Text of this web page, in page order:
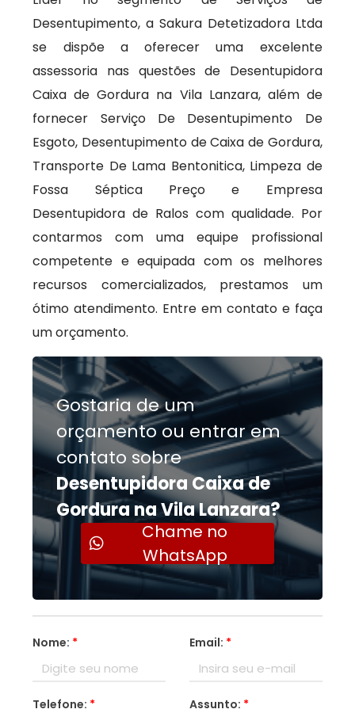
Desentupimento, a Sakura Detetizadora Ltda
se dispõe a oferecer uma excelente
assessoria nas questões de Desentupidora
Caixa de Gordura na Vila Lanzara, além de
fornecer Serviço De Desentupimento De
Esgoto, Desentupimento de Caixa de Gordura,
Transporte De Lama Bentonitica, Limpeza de
Fossa Séptica Preço e Empresa
Desentupidora de Ralos com qualidade. Por
contarmos com uma equipe profissional
competente e equipada com os melhores
recursos comercializados, prestamos um
ótimo atendimento. Entre em contato e faça
um orçamento.
Gostaria de um
orçamento ou entrar em
contato sobre
Desentupidora Caixa de
Gordura na Vila Lanzara?
Chame no
WhatsApp
Nome: * Email: *
Telefone: * Assunto: *